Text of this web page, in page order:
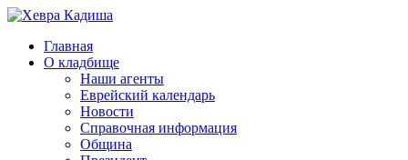
Главная
О кладбище
Наши агенты
Еврейский календарь
Новости
Справочная информация
Община